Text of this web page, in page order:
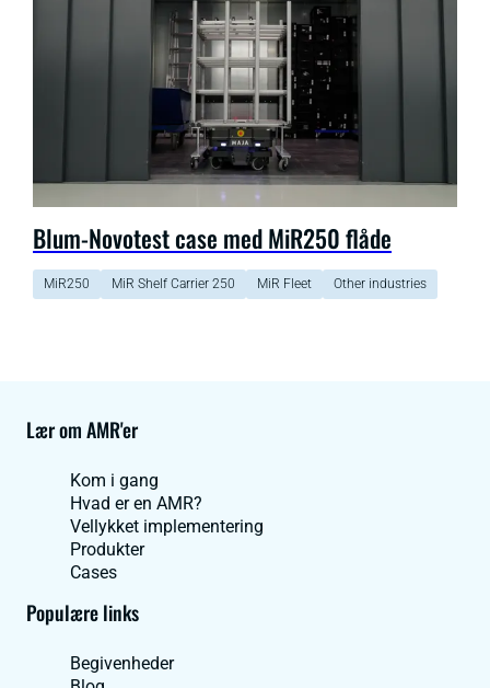
Blum-Novotest case med MiR250 flåde
MiR250 MiR Shelf Carrier 250 MiR Fleet Other industries
Lær om AMR'er
Kom i gang
Hvad er en AMR?
Vellykket implementering
Produkter
Cases
Populære links
Begivenheder